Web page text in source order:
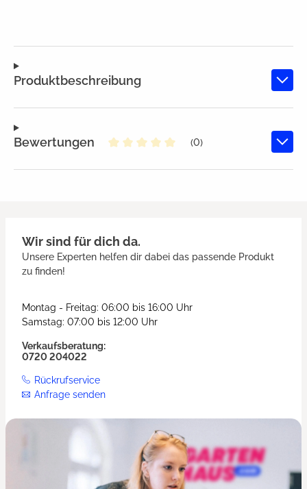
Produktbeschreibung
Bewertungen
(0)
Wir sind für dich da.
Unsere Experten helfen dir dabei das passende Produkt
zu finden!
Montag - Freitag: 06:00 bis 16:00 Uhr
Samstag: 07:00 bis 12:00 Uhr
Verkaufsberatung:
0720 204022
Rückrufservice
Anfrage senden